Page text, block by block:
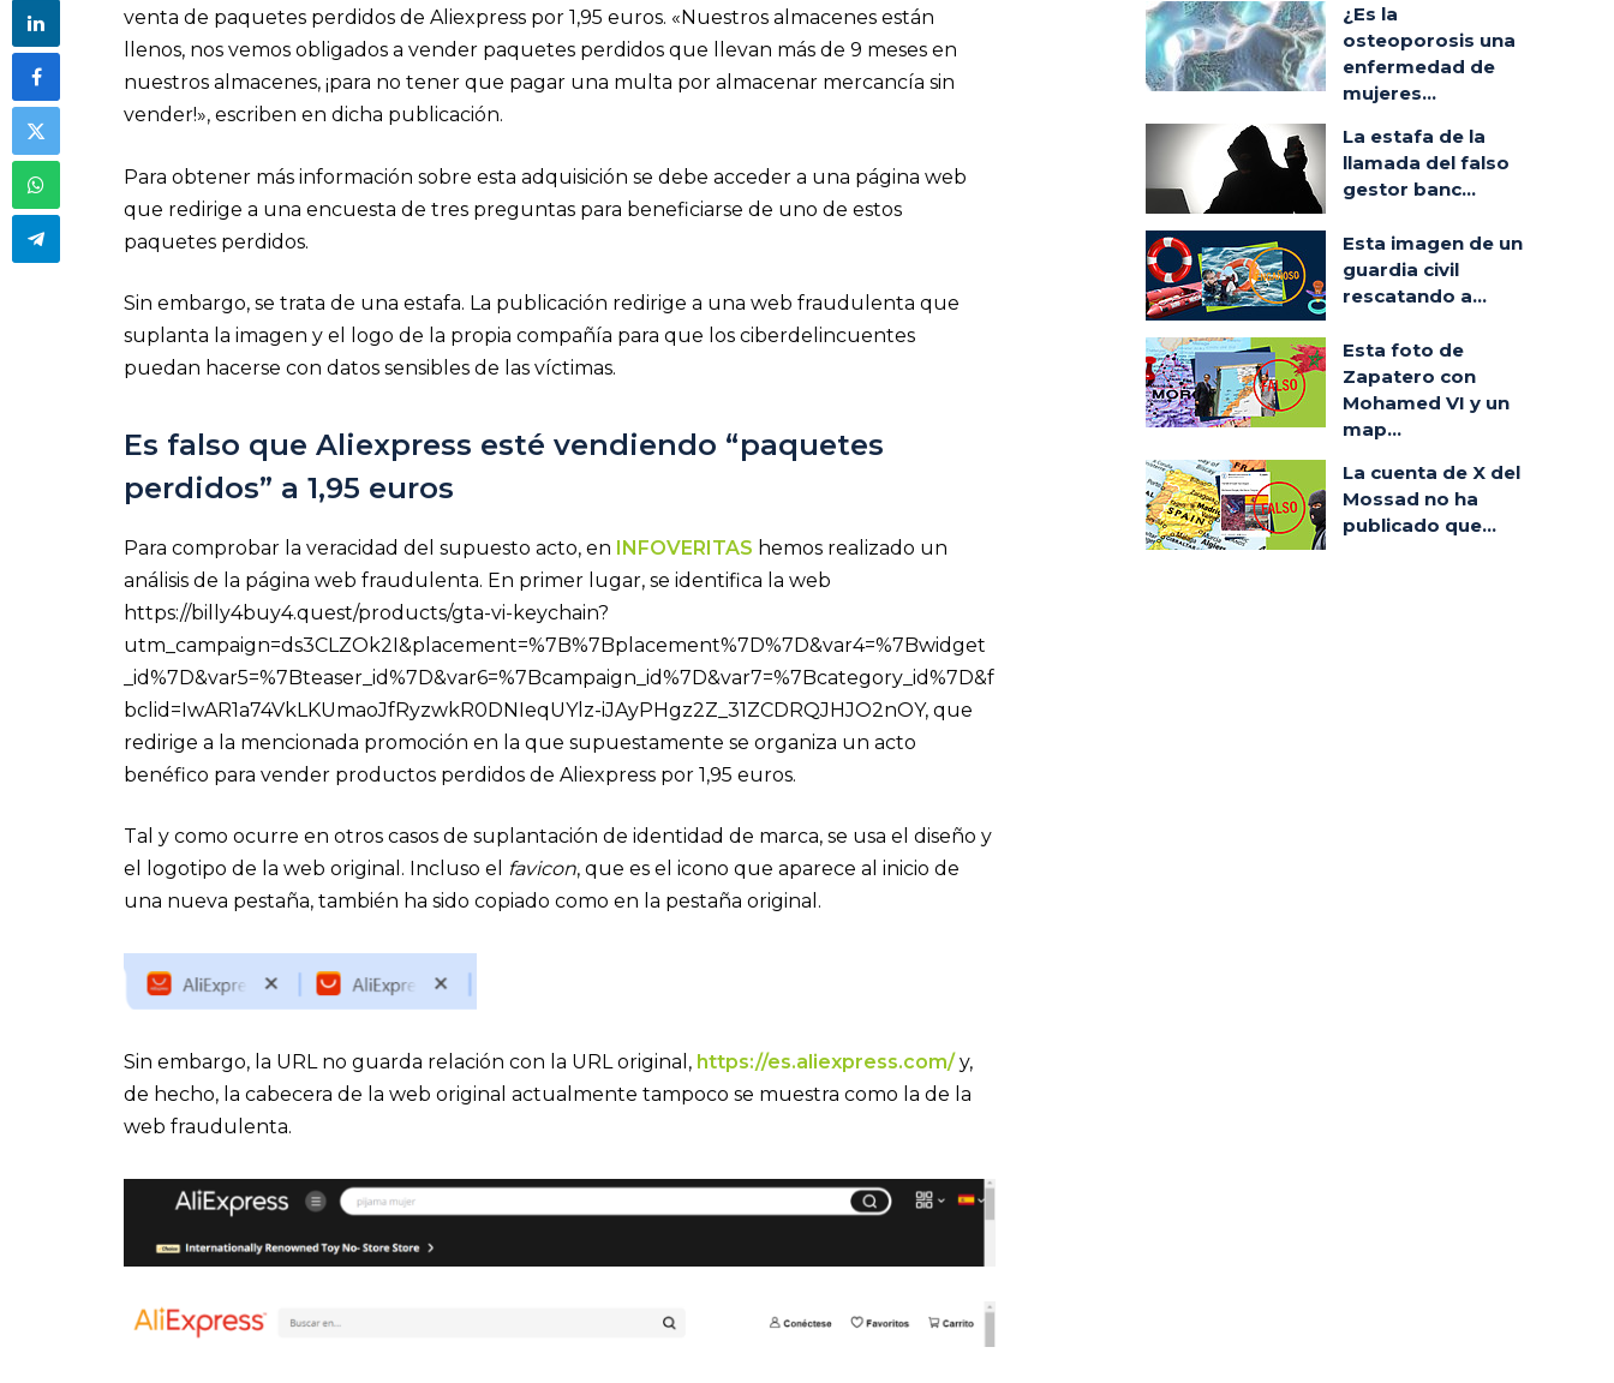
venta de paquetes perdidos de Aliexpress por 1,95 euros. «Nuestros almacenes están
llenos, nos vemos obligados a vender paquetes perdidos que llevan más de 9 meses en
nuestros almacenes, ¡para no tener que pagar una multa por almacenar mercancía sin
vender!», escriben en dicha publicación.
Para obtener más información sobre esta adquisición se debe acceder a una página web
que redirige a una encuesta de tres preguntas para beneficiarse de uno de estos
paquetes perdidos.
Sin embargo, se trata de una estafa. La publicación redirige a una web fraudulenta que
suplanta la imagen y el logo de la propia compañía para que los ciberdelincuentes
puedan hacerse con datos sensibles de las víctimas.
Es falso que Aliexpress esté vendiendo “paquetes
perdidos” a 1,95 euros
Para comprobar la veracidad del supuesto acto, en INFOVERITAS hemos realizado un
análisis de la página web fraudulenta. En primer lugar, se identifica la web
https://billy4buy4.quest/products/gta-vi-keychain?
utm_campaign=ds3CLZOk2I&placement=%7B%7Bplacement%7D%7D&var4=%7Bwidget
_id%7D&var5=%7Bteaser_id%7D&var6=%7Bcampaign_id%7D&var7=%7Bcategory_id%7D&f
bclid=IwAR1a74VkLKUmaoJfRyzwkR0DNIeqUYlz-iJAyPHgz2Z_31ZCDRQJHJO2nOY, que
redirige a la mencionada promoción en la que supuestamente se organiza un acto
benéfico para vender productos perdidos de Aliexpress por 1,95 euros.
Tal y como ocurre en otros casos de suplantación de identidad de marca, se usa el diseño y
el logotipo de la web original. Incluso el favicon, que es el icono que aparece al inicio de
una nueva pestaña, también ha sido copiado como en la pestaña original.
Sin embargo, la URL no guarda relación con la URL original, https://es.aliexpress.com/y,
de hecho, la cabecera de la web original actualmente tampoco se muestra como la de la
web fraudulenta.
¿Es la
osteoporosis una
enfermedad de
mujeres...
La estafa de la
llamada del falso
gestor banc...
Esta imagen de un
guardia civil
rescatando a...
Esta foto de
Zapatero con
Mohamed VI y un
map...
La cuenta de X del
Mossad no ha
publicado que...